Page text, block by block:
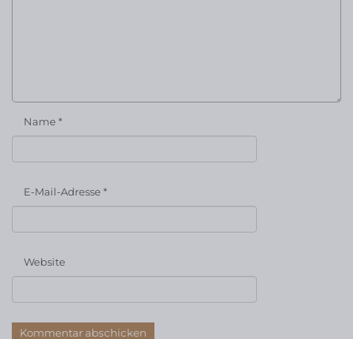
Name*
E-Mail-Adresse*
Website